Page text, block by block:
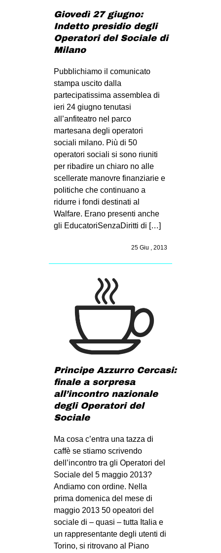
Giovedì 27 giugno:
Indetto presidio degli
Operatori del Sociale di
Milano
Pubblichiamo il comunicato
stampa uscito dalla
partecipatissima assemblea di
ieri 24 giugno tenutasi
all’anfiteatro nel parco
martesana degli operatori
sociali milano. Più di 50
operatori sociali si sono riuniti
per ribadire un chiaro no alle
scellerate manovre finanziarie e
politiche che continuano a
ridurre i fondi destinati al
Walfare. Erano presenti anche
gli EducatoriSenzaDiritti di […]
25 Giu , 2013
Principe Azzurro Cercasi:
finale a sorpresa
all’incontro nazionale
degli Operatori del
Sociale
Ma cosa c’entra una tazza di
caffè se stiamo scrivendo
dell’incontro tra gli Operatori del
Sociale del 5 maggio 2013?
Andiamo con ordine. Nella
prima domenica del mese di
maggio 2013 50 opeatori del
sociale di – quasi – tutta Italia e
un rappresentante degli utenti di
Torino, si ritrovano al Piano